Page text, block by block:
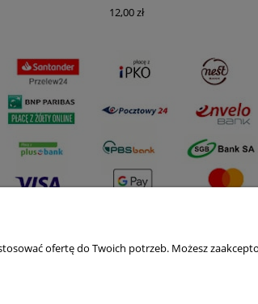
12,00 zł
ofertę do Twoich potrzeb. Możesz